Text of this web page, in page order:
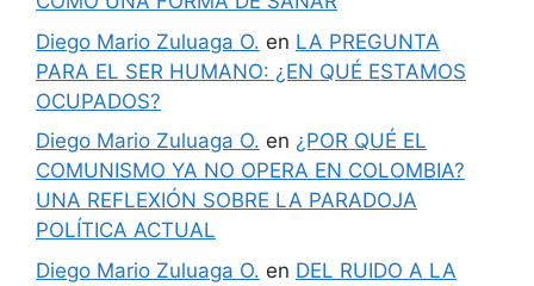
Diego Mario Zuluaga O. en LA PREGUNTA
PARA EL SER HUMANO: ¿EN QUÉ ESTAMOS
OCUPADOS?
Diego Mario Zuluaga O. en ¿POR QUÉ EL
COMUNISMO YA NO OPERA EN COLOMBIA?
UNA REFLEXIÓN SOBRE LA PARADOJA
POLÍTICA ACTUAL
Diego Mario Zuluaga O. en DEL RUIDO A LA